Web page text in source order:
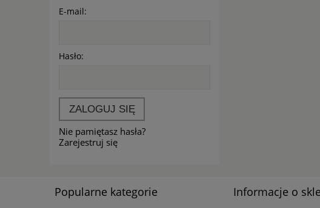
E-mail:
Hasło:
ZALOGUJ SIĘ
Nie pamiętasz hasła?
Zarejestruj się
Popularne kategorie Informacje o